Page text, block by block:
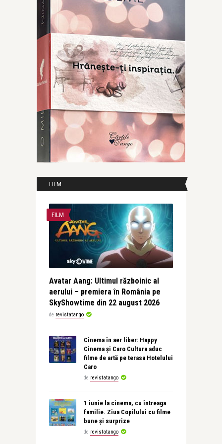
FILM
FILM
Avatar Aang: Ultimul războinic al
aerului – premiera în România pe
SkyShowtime din 22 august 2026
de revistatango
Cinema în aer liber: Happy
Cinema și Caro Cultura aduc
filme de artă pe terasa Hotelului
Caro
de revistatango
1 iunie la cinema, cu întreaga
familie. Ziua Copilului cu filme
bune și surprize
de revistatango